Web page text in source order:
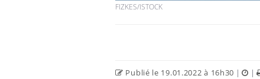
FIZKES/ISTOCK
Publié le 19.01.2022 à 16h30 | |